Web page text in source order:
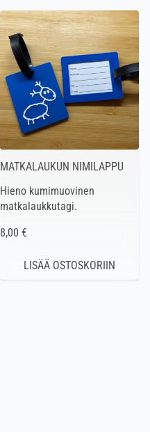
MATKALAUKUN NIMILAPPU
Hieno kumimuovinen
matkalaukkutagi.
8,00 €